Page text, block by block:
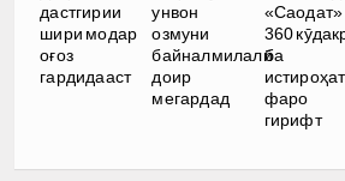
дастгирии
шири модар
оғоз
гардидааст
унвон
озмуни
байналмилалӣ
доир
мегардад
«Саодат»
360
ба
истироҳат
фаро
гирифт